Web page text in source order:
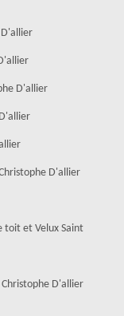
D'allier
D'allier
D'allier
toit et Velux Saint
D'allier